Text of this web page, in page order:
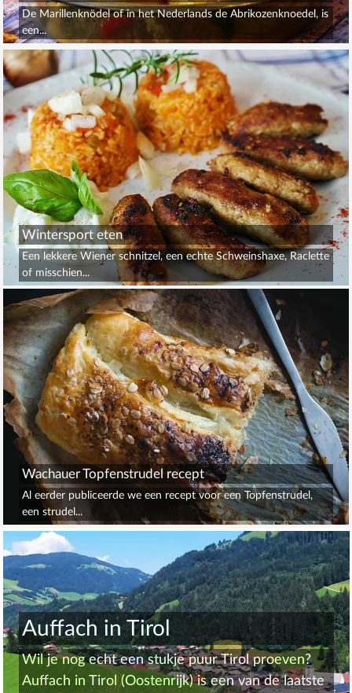
De Marillenknödel of in het Nederlands de Abrikozenknoedel, is
een...
Wintersport eten
Een lekkere Wiener schnitzel, een echte Schweinshaxe, Raclette
of misschien...
Wachauer Topfenstrudel recept
Al eerder publiceerde we een recept voor een Topfenstrudel,
een strudel...
Auffach in Tirol
Wil je nog echt een stukje puur Tirol proeven?
Auffach in Tirol (Oostenrijk) is een van de laatste